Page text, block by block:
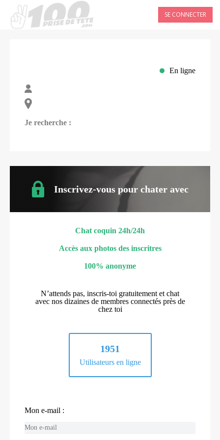
SE CONNECTER
En ligne
Je recherche :
Inscrivez-vous pour chater avec
Chat coquin 24h/24h
Accès aux photos des inscritres
100% anonyme
N’attends pas, inscris-toi gratuitement et chat
avec nos dizaines de membres connectés près de
chez toi
1951
Utilisateurs en ligne
Mon e-mail :